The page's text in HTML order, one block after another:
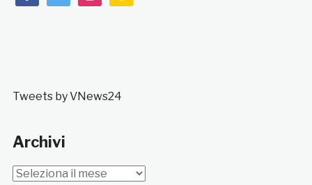
Tweets by VNews24
Archivi
Archivi